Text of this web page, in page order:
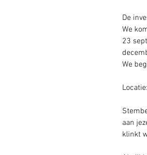
De
We
23
We
aan
klinkt